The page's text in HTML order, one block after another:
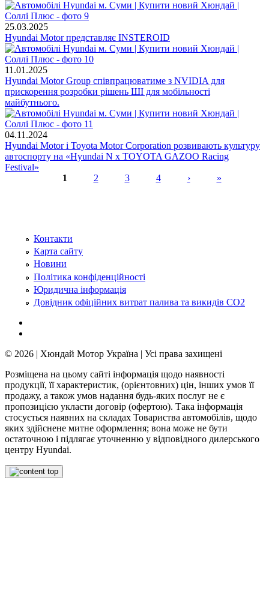
25.03.2025
Hyundai Motor представляє INSTEROID
11.01.2025
Hyundai Motor Group співпрацюватиме з NVIDIA для
прискорення розробки рішень ШІ для мобільності
майбутнього.
04.11.2024
Hyundai Motor і Toyota Motor Corporation розвивають культуру
автоспорту на «Hyundai N x TOYOTA GAZOO Racing
Festival»
1 2 3 4 › »
Контакти
Карта сайту
Новини
Політика конфіденційності
Юридична інформація
Довідник офіційних витрат палива та викидів СО2
© 2026 | Хюндай Мотор Україна | Усі права захищені
Розміщена на цьому сайті інформація щодо наявності
продукції, її характеристик, (орієнтовних) цін, інших умов її
продажу, а також умов надання будь-яких послуг не є
пропозицією укласти договір (офертою). Така інформація
стосується наявних на складах Товариства автомобілів, щодо
яких здійснене митне оформлення; вона може не бути
остаточною і підлягає уточненню у відповідного дилерського
центру Hyundai.